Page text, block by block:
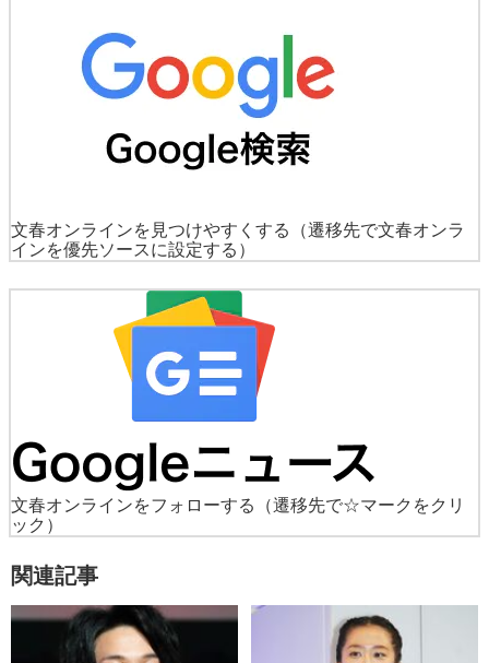
文春オンラインを見つけやすくする
（遷移先で文春オンラ
インを優先ソースに設定する）
文春オンラインをフォローする
（遷移先で☆マークをクリ
ック）
関連記事